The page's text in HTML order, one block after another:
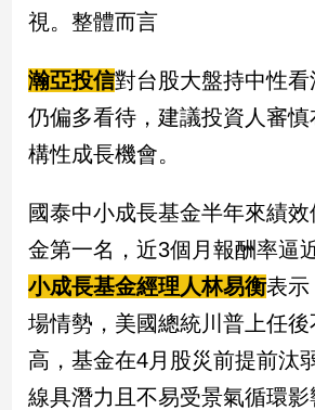
【我
觀
視。整體而言
瀚亞投信對台股大盤持中性
仍偏多看待，建議投資人審
構性成長機會。
國泰中小成長基金半年來績
金第一名，近3個月報酬率逼
小成長基金經理人林易衡表示
場情勢，美國總統川普上任
高，基金在4月股災前提前汰
線具潛力且不易受景氣循環影